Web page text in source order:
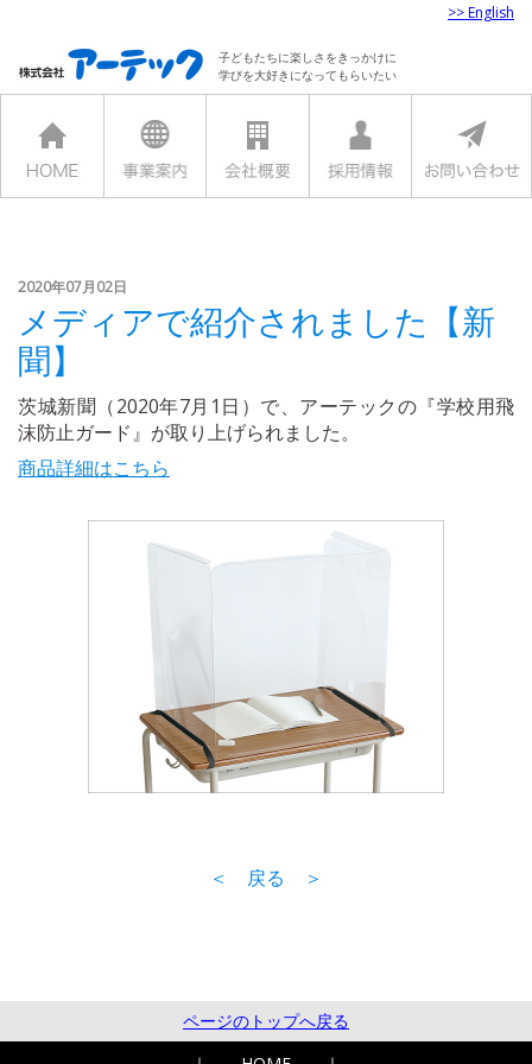
>> English
子どもたちに楽しさをきっかけに
学びを大好きになってもらいたい
2020年07月02日
メディアで紹介されました【新
聞】
茨城新聞（2020年7月1日）で、アーテックの『学校用飛
沫防止ガード』が取り上げられました。
商品詳細はこちら
＜ 戻る ＞
ページのトップへ戻る